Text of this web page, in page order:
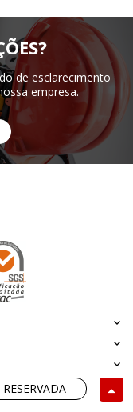
de esclarecimento
empresa.